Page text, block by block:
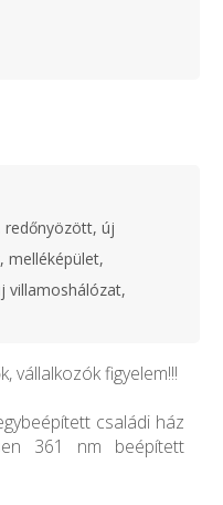
redőnyözött, új
melléképület,
villamoshálózat,
vállalkozók figyelem!!!
családi ház
361 nm beépített